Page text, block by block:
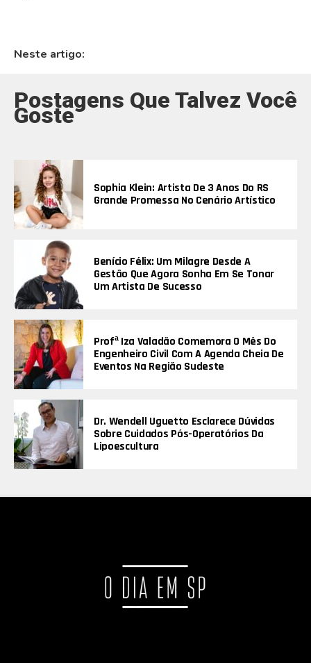
Neste artigo:
Postagens Que Talvez Você
Goste
Sophia Klein: Artista De 3 Anos Do RS
Grande Promessa No Cenário Artístico
Benício Félix: Um Milagre Desde A
Gestão Que Agora Sonha Em Se Tonar
Um Artista De Sucesso
Profª Iza Valadão Comemora O Mês Do
Engenheiro Civil Com A Agenda Cheia De
Eventos Na Região Sudeste
Dr. Wendell Uguetto Esclarece Dúvidas
Sobre Cuidados Pós-Operatórios Da
Lipoescultura